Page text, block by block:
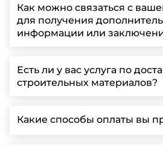
Как можно связаться с
для получения
информации или
запрос через нашу
заполнить форму на нашем
детальной информации и
Есть ли у вас услуга по
строительных материалов?
Ленинградской области, у нас
автопарк, для обеспечения
Какие способы оплаты вы